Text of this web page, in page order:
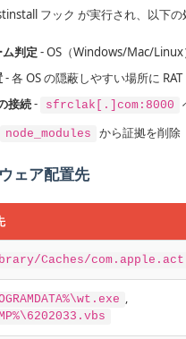
フック が実行され、以下の
判定 - OS（Windows/Mac/
- 各 OS の隠蔽しやすい場所に
接続- sfrclak[.]com:8000
node_modules から証拠を削除
ェア配置先
Caches/
,